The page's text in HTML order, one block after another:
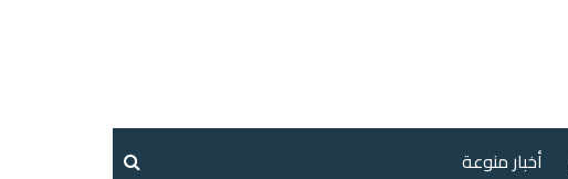
أخبار منوعة